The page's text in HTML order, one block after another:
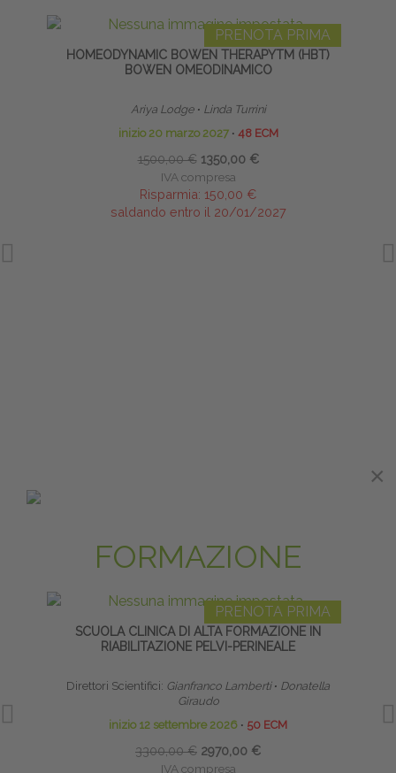
PRENOTA PRIMA
HOMEODYNAMIC BOWEN THERAPYTM (HBT)
BOWEN OMEODINAMICO
Ariya Lodge ∙ Linda Turrini
inizio 20 marzo 2027 ∙ 48 ECM
1500,00 € 1350,00 €
IVA compresa
Risparmia: 150,00 €
saldando entro il 20/01/2027
FORMAZIONE
PRENOTA PRIMA
SCUOLA CLINICA DI ALTA FORMAZIONE IN
RIABILITAZIONE PELVI-PERINEALE
Direttori Scientifici: Gianfranco Lamberti ∙ Donatella
Giraudo
inizio 12 settembre 2026 ∙ 50 ECM
3300,00 € 2970,00 €
IVA compresa
×
×